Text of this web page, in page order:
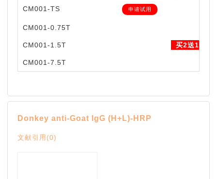
CM001-TS 申请试用
CM001-0.75T
CM001-1.5T 买2送1
CM001-7.5T
Donkey anti-Goat IgG (H+L)-HRP
文献引用(0)